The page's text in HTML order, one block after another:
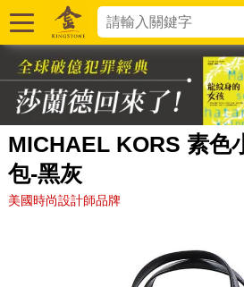
MICHAEL KORS 素色
包-黑灰
美國時尚設計師品牌